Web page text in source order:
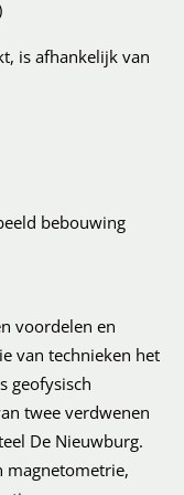
is afhankelijk van
bebouwing
voordelen en
van technieken het
geofysisch
twee verdwenen
De Nieuwburg.
magnetometrie,